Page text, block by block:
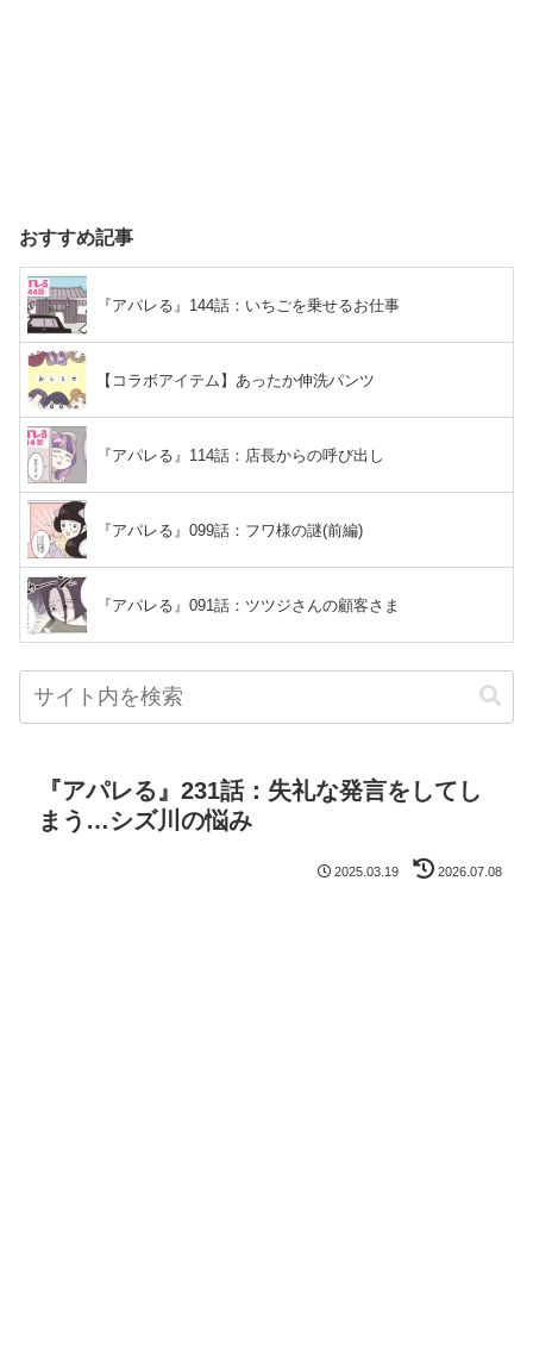
おすすめ記事
『アパレる』144話：いちごを乗せるお仕事
【コラボアイテム】あったか伸洗パンツ
『アパレる』114話：店長からの呼び出し
『アパレる』099話：フワ様の謎(前編)
『アパレる』091話：ツツジさんの顧客さま
『アパレる』231話：失礼な発言をしてし
まう…シズ川の悩み
2025.03.19 2026.07.08